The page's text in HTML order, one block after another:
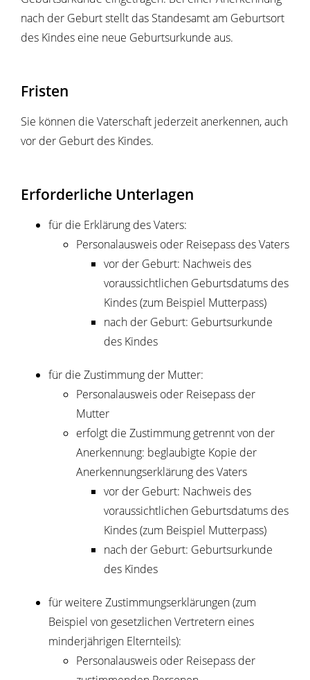
nach der Geburt stellt das Standesamt am Geburtsort
des Kindes eine neue Geburtsurkunde aus.
Fristen
Sie können die Vaterschaft jederzeit anerkennen, auch
vor der Geburt des Kindes.
Erforderliche Unterlagen
für die Erklärung des Vaters:
Personalausweis oder Reisepass des Vaters
vor der Geburt: Nachweis des
voraussichtlichen Geburtsdatums des
Kindes (zum Beispiel Mutterpass)
nach der Geburt: Geburtsurkunde
des Kindes
für die Zustimmung der Mutter:
Personalausweis oder Reisepass der
Mutter
erfolgt die Zustimmung getrennt von der
Anerkennung: beglaubigte Kopie der
Anerkennungserklärung des Vaters
vor der Geburt: Nachweis des
voraussichtlichen Geburtsdatums des
Kindes (zum Beispiel Mutterpass)
nach der Geburt: Geburtsurkunde
des Kindes
für weitere Zustimmungserklärungen (zum
Beispiel von gesetzlichen Vertretern eines
minderjährigen Elternteils):
Personalausweis oder Reisepass der